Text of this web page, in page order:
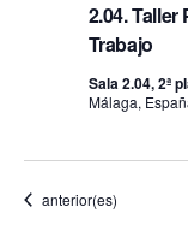
2.04.
Trabajo
Sala 2.04, 2ª
Málaga,
Eventos
anterior(es)